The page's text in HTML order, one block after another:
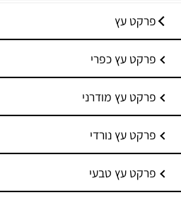
פרקט עץ
פרקט עץ כפרי
פרקט עץ מודרני
פרקט עץ נורדי
פרקט עץ טבעי